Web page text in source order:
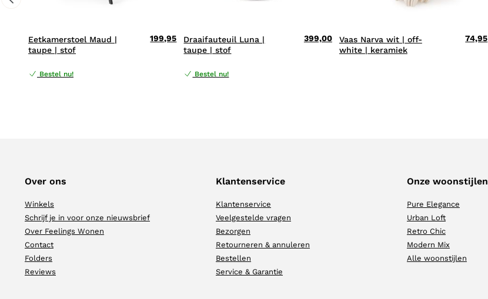
Eetkamerstoel Maud |
taupe | stof
199,95
Bestel nu!
Draaifauteuil Luna |
taupe | stof
399,00
Bestel nu!
Vaas Narva wit | off-
white | keramiek
74,95
Over ons
Winkels
Schrijf je in voor onze nieuwsbrief
Over Feelings Wonen
Contact
Folders
Reviews
Klantenservice
Klantenservice
Veelgestelde vragen
Bezorgen
Retourneren & annuleren
Bestellen
Service & Garantie
Onze woonstijlen
Pure Elegance
Urban Loft
Retro Chic
Modern Mix
Alle woonstijlen